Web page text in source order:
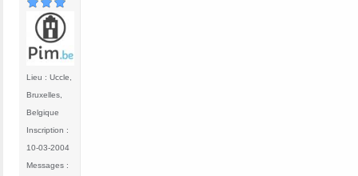
Lieu : Uccle,
Bruxelles,
Belgique
Inscription :
10-03-2004
Messages :